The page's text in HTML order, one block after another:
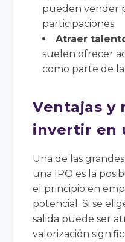
pueden vender
participaciones.
Atraer
suelen ofrecer
como parte de
Ventajas y
invertir en
Una de las
una IPO es la
el principio en
potencial. Si se
salida puede ser
valorización